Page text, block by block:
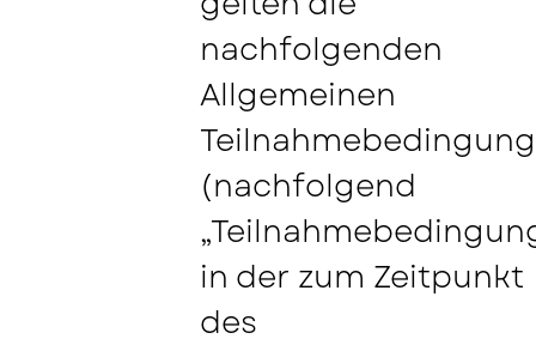
nachfolgenden
Allgemeinen
(nachfolgend
in der zum Zeitpunkt
des